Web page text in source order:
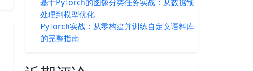
基于PyTorch的图像分类任务实战：从数据预
处理到模型优化
PyTorch实战：从零构建并训练自定义语料库
的完整指南